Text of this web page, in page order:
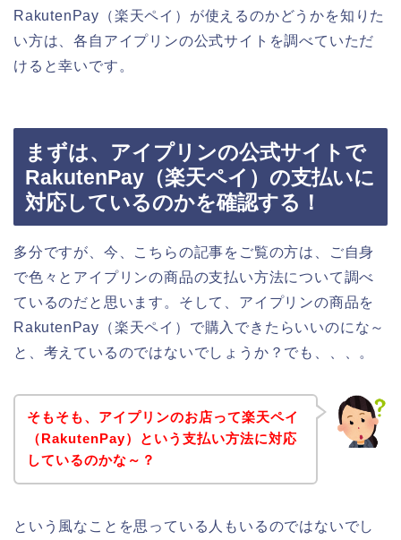
RakutenPay（楽天ペイ）が使えるのかどうかを知りた
い方は、各自アイプリンの公式サイトを調べていただ
けると幸いです。
まずは、アイプリンの公式サイトで
RakutenPay（楽天ペイ）の支払いに
対応しているのかを確認する！
多分ですが、今、こちらの記事をご覧の方は、ご自身
で色々とアイプリンの商品の支払い方法について調べ
ているのだと思います。そして、アイプリンの商品を
RakutenPay（楽天ペイ）で購入できたらいいのにな～
と、考えているのではないでしょうか？でも、、、。
そもそも、アイプリンのお店って楽天ペイ
（RakutenPay）という支払い方法に対応
しているのかな～？
という風なことを思っている人もいるのではないでし